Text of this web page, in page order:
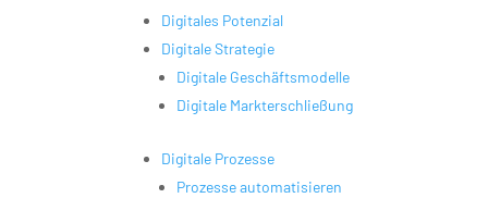
Digitales Potenzial
Digitale Strategie
Digitale Geschäftsmodelle
Digitale Markterschließung
Digitale Prozesse
Prozesse automatisieren